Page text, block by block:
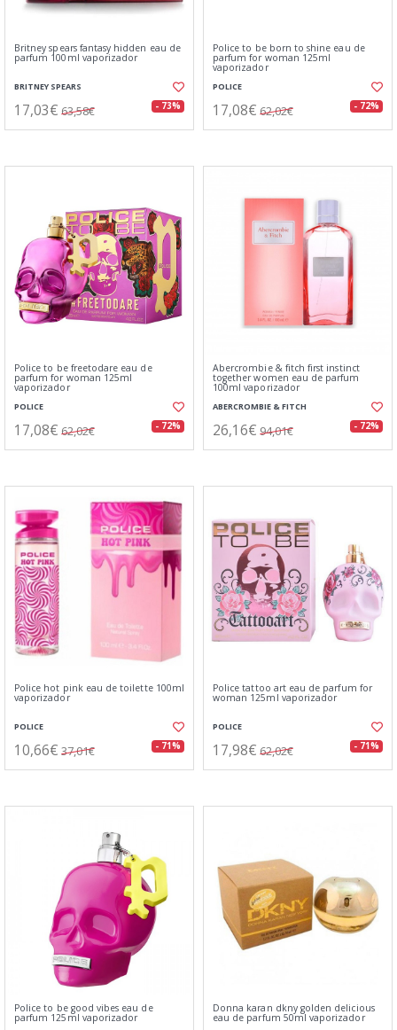
Britney spears fantasy hidden eau de
parfum 100ml vaporizador
BRITNEY SPEARS
17,03€ 63,58€ - 73%
Police to be born to shine eau de
parfum for woman 125ml
vaporizador
POLICE
17,08€ 62,02€ - 72%
Police to be freetodare eau de
parfum for woman 125ml
vaporizador
POLICE
17,08€ 62,02€ - 72%
Abercrombie & fitch first instinct
together women eau de parfum
100ml vaporizador
ABERCROMBIE & FITCH
26,16€ 94,01€ - 72%
Police hot pink eau de toilette 100ml
vaporizador
POLICE
10,66€ 37,01€ - 71%
Police tattoo art eau de parfum for
woman 125ml vaporizador
POLICE
17,98€ 62,02€ - 71%
Police to be good vibes eau de
parfum 125ml vaporizador
Donna karan dkny golden delicious
eau de parfum 50ml vaporizador